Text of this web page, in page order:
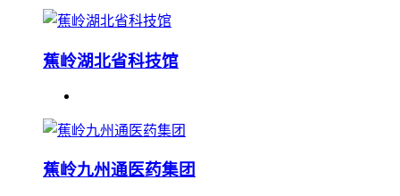
蕉岭湖北省科技馆
蕉岭九州通医药集团